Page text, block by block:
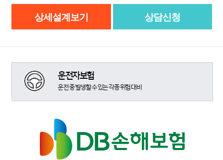
상세설계보기 상담신청
운전자보험
운전 중 발생할 수 있는 각종 위험 대비